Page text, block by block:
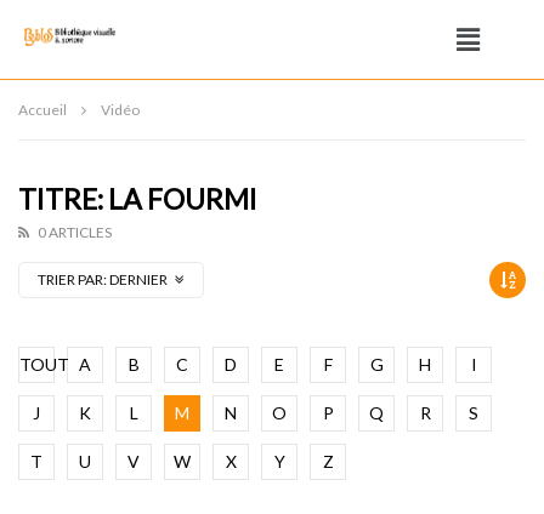
Accueil Vidéo
TITRE: LA FOURMI
0 ARTICLES
TRIER PAR:DERNIER
TOUT A B C D E F G H I
J K L M N O P Q R S
T U V W X Y Z